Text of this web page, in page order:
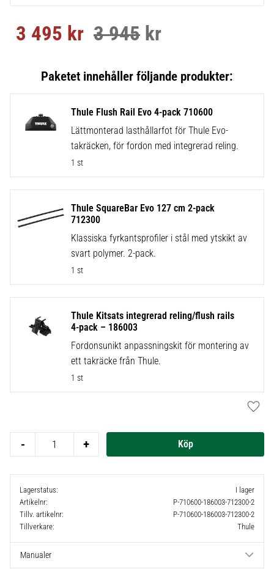
Nedsatt pris:
3 495 kr Ordinarie pris:
3 945 kr
Thule Flush Rail Evo 4-pack 710600
Lättmonterad lasthållarfot för Thule Evo-
takräcken, för fordon med integrerad reling.
1 st
Thule SquareBar Evo 127 cm 2-pack
712300
Klassiska fyrkantsprofiler i stål med ytskikt av
svart polymer. 2-pack.
1 st
Thule Kitsats integrerad reling/flush rails
4-pack – 186003
Fordonsunikt anpassningskit för montering av
ett takräcke från Thule.
1 st
+
-
Lagerstatus
I lager
Artikelnr
P-710600-186003-712300-2
Tillv. artikelnr
P-710600-186003-712300-2
Tillverkare
Thule
Manualer